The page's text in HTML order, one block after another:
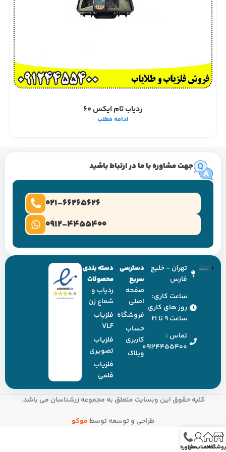
ردیاب تام ایکس 60
ادامه مطلب
جهت مشاوره با ما در ارتباط باشید
0912-4455400
021-66265626
تهران - خلیج
فارس
ساعت کاری:
روز های کاری
ساعت ۹ تا ۲۱
تماس :
09124455400
دسترسی
سریع
صفحه
اصلی
فروشگاه
حساب
کاربری
وبلاک
دسته بندی
محصولات
ردیاب و
شعاع زن
فلزیاب
VLF
فلزیاب
تصویری
فلزیاب
قلمی
کلیه حقوق این وبسایت متعلق به مجموعه زرشناسان می باشد.
طراحی و توسعه توسطموکو
خانهحساب من
مشاوره